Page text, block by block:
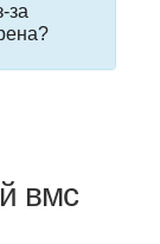
за
вмс